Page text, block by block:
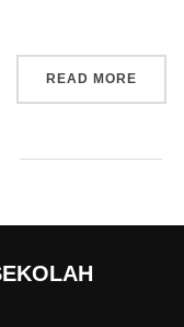
READ MORE